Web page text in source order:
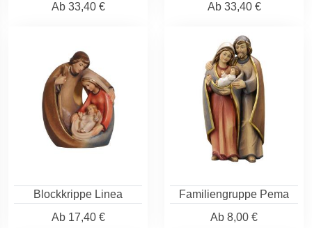
Ab33,40 €
Ab33,40 €
Blockkrippe Linea
Ab17,40 €
Familiengruppe Pema
Ab 8,00 €